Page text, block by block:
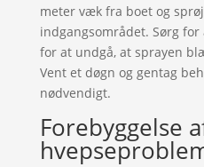
meter væk fra boet og
indgangsområdet. Sørg
for at undgå, at sprayen
Vent et døgn og gentag
nødvendigt.
Forebyggelse